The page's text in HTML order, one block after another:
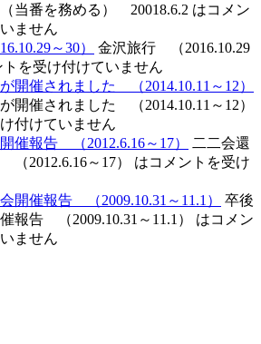
当番を務める） 20018.6.2 はコメン
ません
～30）
金沢旅行 （2016.10.29
トを受け付けていません
開催されました （2014.10.11～12）
開催されました （2014.10.11～12）
付けていません
催報告 （2012.6.16～17）
二二会還
（2012.6.16～17） はコメントを受け
開催報告 （2009.10.31～11.1）
卒後
報告 （2009.10.31～11.1） はコメン
ません